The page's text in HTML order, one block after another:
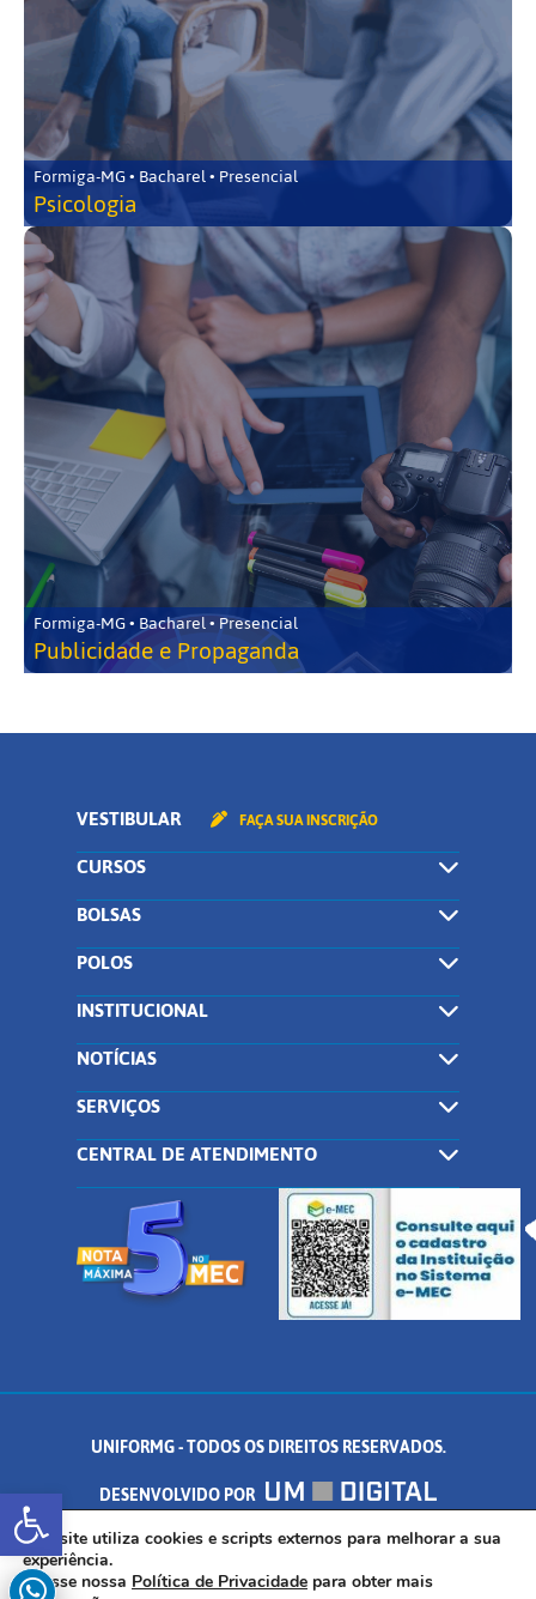
Abrir a barra de ferramentas
Formiga-MG • Bacharel • Presencial
Psicologia
Formiga-MG • Bacharel • Presencial
Publicidade e Propaganda
VESTIBULAR FAÇA SUA INSCRIÇÃO
CURSOS
BOLSAS
POLOS
INSTITUCIONAL
NOTÍCIAS
SERVIÇOS
CENTRAL DE ATENDIMENTO
UNIFORMG - TODOS OS DIREITOS RESERVADOS.
DESENVOLVIDO POR
AV. DR. ARNALDO DE SENNA, 328 - PALMEIRAS, FORMIGA/MG - CEP:
35.574.530
Este site utiliza cookies e scripts externos para melhorar a sua
experiência.
Acesse nossa Política de Privacidade para obter mais